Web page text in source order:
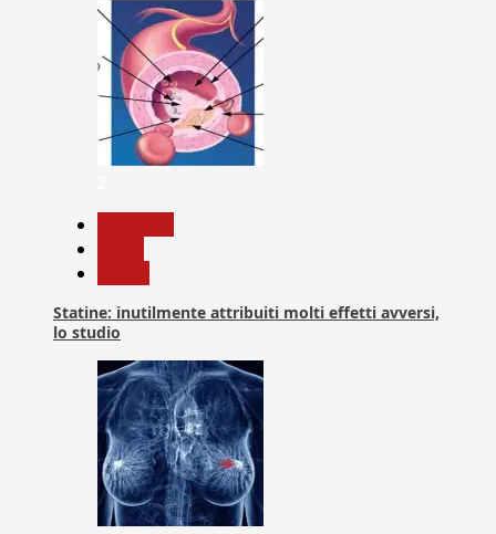
Statine: inutilmente attribuiti molti effetti avversi,
lo studio